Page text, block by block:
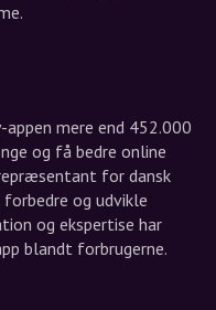
mere end 452.000
og få bedre online
for dansk
og udvikle
og ekspertise har
blandt forbrugerne.